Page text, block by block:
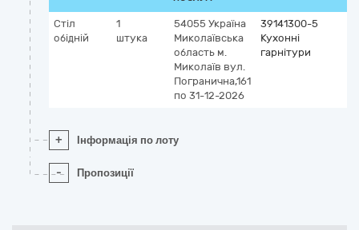
Стіл
обідній
1
штука
54055 Україна
Миколаївська
область м.
Миколаїв вул.
Погранична,161
по 31-12-2026
39141300-5
Кухонні
гарнітури
+ Інформація по лоту
- Пропозиції